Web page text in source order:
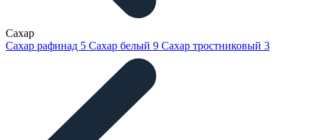
Сахар
Сахар рафинад 5 Сахар белый 9 Сахар тростниковый 3